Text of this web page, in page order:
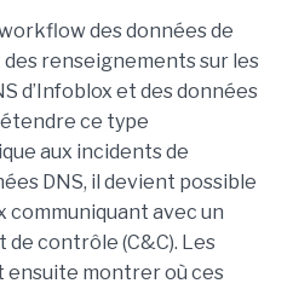
des données de
renseignements sur les
d’Infoblox et des données
ce type
aux incidents de
DNS, il devient possible
communiquant avec un
contrôle (C&C). Les
ensuite montrer où ces